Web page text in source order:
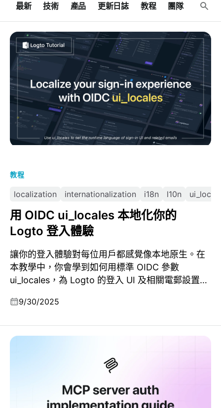
最新 技術 產品 更新日誌 教程 團隊
教程
localization internationalization i18n l10n
用 OIDC ui_locales 本地化你的
Logto 登入體驗
讓你的登入體驗對每位用戶都感覺像本地原生。在
本教學中，你會學到如何用標準 OIDC 參數
ui_locales，為 Logto 的登入 UI 及相關電郵設置運
9/30/2025
用 OIDC ui_locales 本地化你的 Logto 登入體驗
MCP 伺服器驗證實現指南：使用最新規範